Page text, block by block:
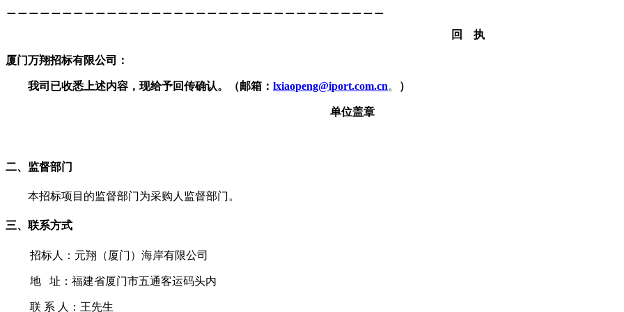
回 执
厦门万翔招标有限公司：
我司已收悉上述内容，现给予回传确认。（邮箱：lxiaopeng@iport.com.cn。 ）
单位盖章
二、监督部门
本招标项目的监督部门为采购人监督部门。
三、联系方式
招标人：元翔（厦门）海岸有限公司
地 址：福建省厦门市五通客运码头内
联 系 人：王先生